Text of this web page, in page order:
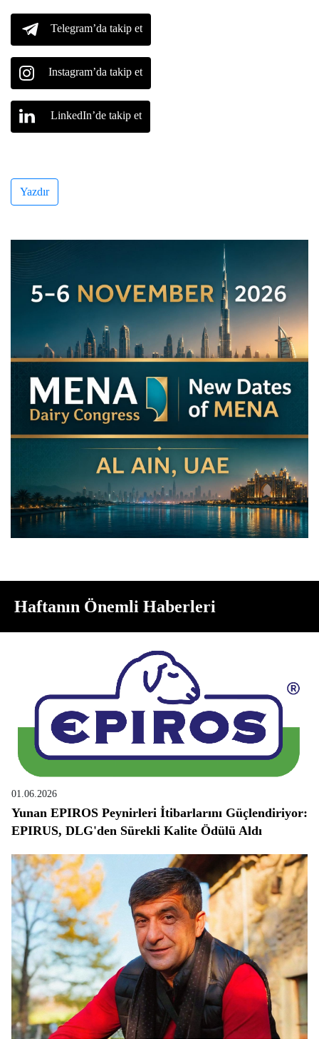
Telegram’da takip et
Instagram’da takip et
LinkedIn’de takip et
Yazdır
Haftanın Önemli Haberleri
01.06.2026
Yunan EPIROS Peynirleri İtibarlarını Güçlendiriyor:
EPIRUS, DLG'den Sürekli Kalite Ödülü Aldı